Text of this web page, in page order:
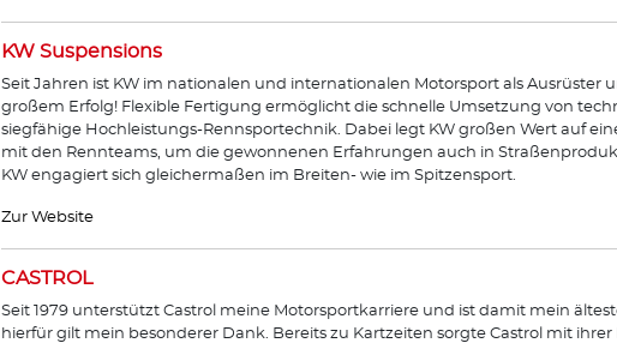
KW Suspensions
Seit Jahren ist KW im nationalen und internationalen Motorsport als Ausrüster
großem Erfolg! Flexible Fertigung ermöglicht die schnelle Umsetzung von
siegfähige Hochleistungs-Rennsportechnik. Dabei legt KW großen Wert auf
mit den Rennteams, um die gewonnenen Erfahrungen auch in
KW engagiert sich gleichermaßen im Breiten- wie im Spitzensport.
Zur Website
CASTROL
Seit 1979 unterstützt Castrol meine Motorsportkarriere und ist damit mein
hierfür gilt mein besonderer Dank. Bereits zu Kartzeiten sorgte Castrol mit